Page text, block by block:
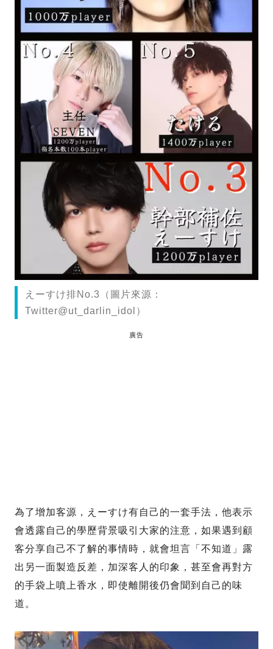
えーすけ排No.3（圖片來源：
Twitter@ut_darlin_idol）
廣告
為了增加客源，えーすけ有自己的一套手法，他表示
會透露自己的學歷背景吸引大家的注意，如果遇到顧
客分享自己不了解的事情時，就會坦言「不知道」露
出另一面製造反差，加深客人的印象，甚至會再對方
的手袋上噴上香水，即使離開後仍會聞到自己的味
道。